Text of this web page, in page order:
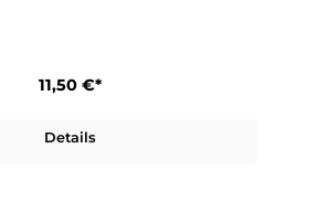
11,50 €*
Details